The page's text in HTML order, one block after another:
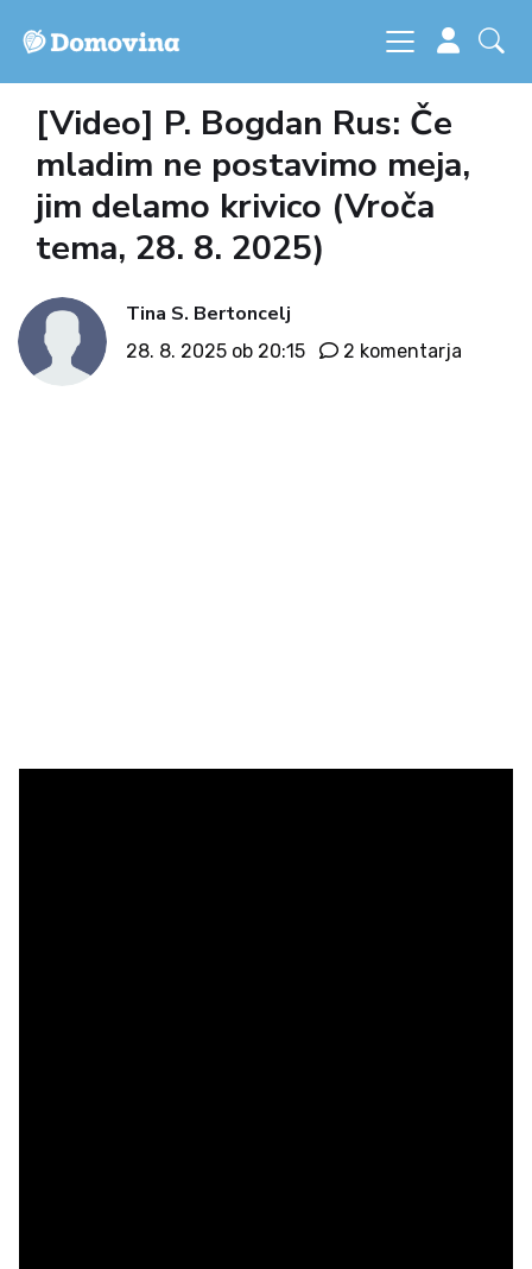
[Video] P. Bogdan Rus: Če
mladim ne postavimo meja,
jim delamo krivico (Vroča
tema, 28. 8. 2025)
Tina S. Bertoncelj
28. 8. 2025 ob 20:15 2 komentarja